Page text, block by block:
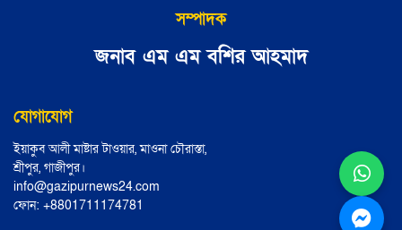
সম্পাদক
জনাব এম এম বশির আহমাদ
যোগাযোগ
ইয়াকুব আলী মাষ্টার টাওয়ার, মাওনা চৌরাস্তা,
শ্রীপুর, গাজীপুর।
info@gazipurnews24.com
ফোন: ‪+8801711174781‬